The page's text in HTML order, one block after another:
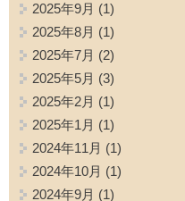
2025年9月 (1)
2025年8月 (1)
2025年7月 (2)
2025年5月 (3)
2025年2月 (1)
2025年1月 (1)
2024年11月 (1)
2024年10月 (1)
2024年9月 (1)